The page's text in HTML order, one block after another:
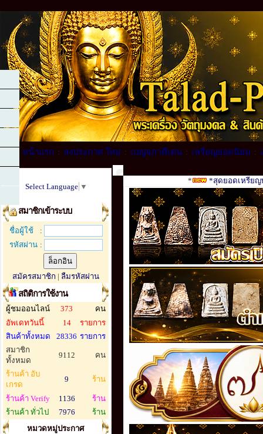
หน้าแรก : ลงประกาศ ใหม่ : เบญจภาคีเด่น : เหรียญยอดนิยม :
Select Language ▼
สมาชิกเข้าระบบ
ชื่อผู้ใช้
:
รหัสผ่าน :
สมัครสมาชิก | ลืมรหัสผ่าน
สถิติการใช้งาน
ผู้ชมออนไลน์ 373
คน
อัพเดทวันนี้
14
รายการ
สินค้าทั้งหมด
28336 รายการ
สมาชิก
ทั้งหมด
9112 คน
ร้านค้า อับ
เกรด
9 ร้าน
ร้านค้า Verify 1136
ร้าน
ร้านค้า ทั่วไป
7976
ร้าน
หมวดหมู่ประกาศ
* *สุดยอดเหรียญ